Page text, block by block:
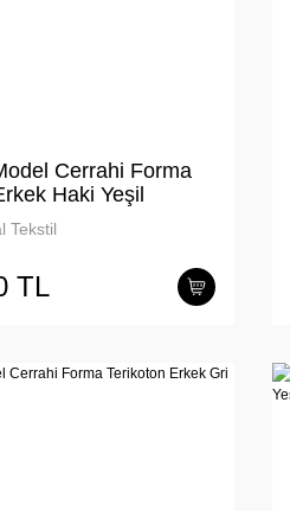
Cerrahi Forma
Haki Yeşil
Tekstil
TL